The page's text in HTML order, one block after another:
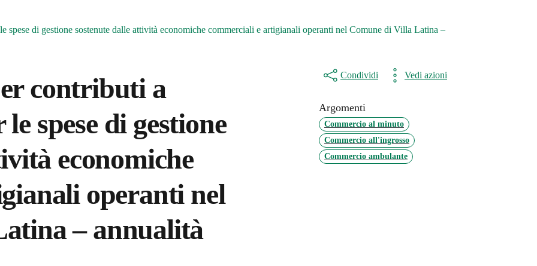
di gestione sostenute dalle attività economiche commerciali e artigianali operanti nel Comune di Villa Latina –
contributi a
spese di gestione
economiche
operanti nel
– annualità
Condividi Vedi azioni
Argomenti
Commercio al minuto
Commercio all'ingrosso
Commercio ambulante